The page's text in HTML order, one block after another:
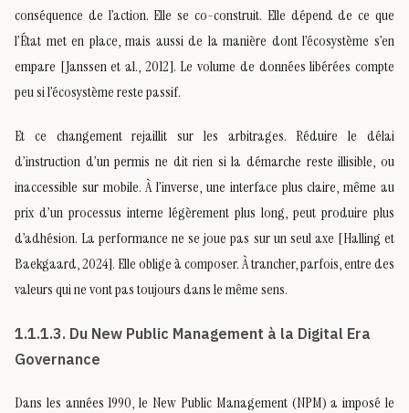
conséquence de l’action. Elle se co-construit. Elle dépend de ce que
l’État met en place, mais aussi de la manière dont l’écosystème s’en
empare [Janssen et al., 2012]. Le volume de données libérées compte
peu si l’écosystème reste passif.
Et ce changement rejaillit sur les arbitrages. Réduire le délai
d’instruction d’un permis ne dit rien si la démarche reste illisible, ou
inaccessible sur mobile. À l’inverse, une interface plus claire, même au
prix d’un processus interne légèrement plus long, peut produire plus
d’adhésion. La performance ne se joue pas sur un seul axe [Halling et
Baekgaard, 2024]. Elle oblige à composer. À trancher, parfois, entre des
valeurs qui ne vont pas toujours dans le même sens.
1.1.1.3. Du New Public Management à la Digital Era
Governance
Dans les années 1990, le New Public Management (NPM) a imposé le